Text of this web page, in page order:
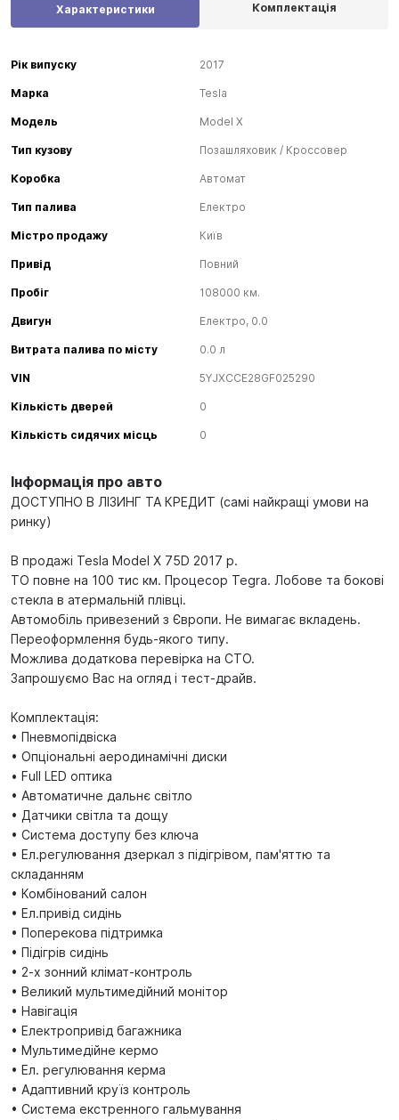
Інформація про авто
ДОСТУПНО В ЛІЗИНГ ТА КРЕДИТ (самі найкращі умови на
ринку)
В продажі Tesla Model X 75D 2017 р.
ТО повне на 100 тис км. Процесор Tegra. Лобове та бокові
стекла в атермальній плівці.
Автомобіль привезений з Європи. Не вимагає вкладень.
Переоформлення будь-якого типу.
Можлива додаткова перевірка на СТО.
Запрошуємо Вас на огляд і тест-драйв.
Комплектація:
• Пневмопідвіска
• Опціональні аеродинамічні диски
• Full LED оптика
• Автоматичне дальнє світло
• Датчики світла та дощу
• Система доступу без ключа
• Ел.регулювання дзеркал з підігрівом, пам'яттю та
складанням
• Комбінований салон
• Ел.привід сидінь
• Поперекова підтримка
• Підігрів сидінь
• 2-х зонний клімат-контроль
• Великий мультимедійний монітор
• Навігація
• Електропривід багажника
• Мультимедійне кермо
• Ел. регулювання керма
• Адаптивний круїз контроль
• Система екстренного гальмування
Характеристики Комплектація
Рік випуску 2017
Марка Tesla
Модель Model X
Тип кузову Позашляховик / Кроссовер
Коробка Автомат
Тип палива Електро
Містро продажу Київ
Привід Повний
Пробіг 108000 км.
Двигун Електро, 0.0
Витрата палива по місту 0.0 л
VIN 5YJXCCE28GF025290
Кількість дверей 0
Кількість сидячих місць 0